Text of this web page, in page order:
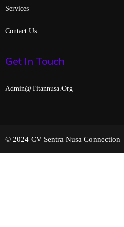
Services
Contact Us
Get In Touch
Admin@titannusa.org
© 2024 CV Sentra Nusa Connection |